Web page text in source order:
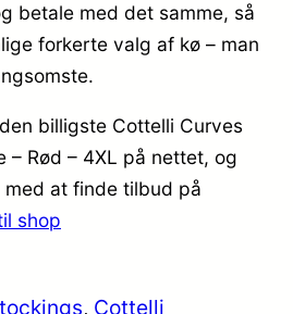
betale med det samme, så
forkerte valg af kø – man
billigste Cottelli Curves
– Rød – 4XL på nettet, og
at finde tilbud på
shop
, Cottelli